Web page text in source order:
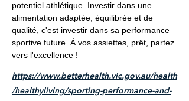
potentiel athlétique. Investir dans une
alimentation adaptée, équilibrée et de
qualité, c'est investir dans sa performance
sportive future. À vos assiettes, prêt, partez
vers l'excellence !
https://www.betterhealth.vic.gov.au/health
/healthyliving/sporting-performance-and-